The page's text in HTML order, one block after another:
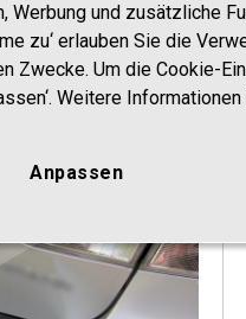
Werbung und zusätzliche
zu‘ erlauben Sie die
Zwecke. Um die Cookie-
Weitere
Anpassen